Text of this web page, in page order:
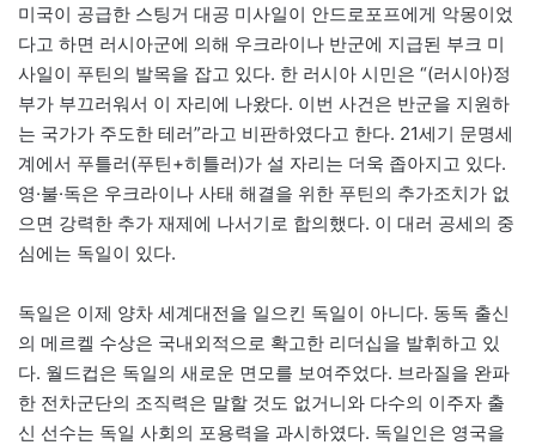
미국이 공급한 스팅거 대공 미사일이 안드로포프에게 악몽이었
다고 하면 러시아군에 의해 우크라이나 반군에 지급된 부크 미
사일이 푸틴의 발목을 잡고 있다. 한 러시아 시민은 “(러시아)정
부가 부끄러워서 이 자리에 나왔다. 이번 사건은 반군을 지원하
는 국가가 주도한 테러”라고 비판하였다고 한다. 21세기 문명세
계에서 푸틀러(푸틴+히틀러)가 설 자리는 더욱 좁아지고 있다.
영·불·독은 우크라이나 사태 해결을 위한 푸틴의 추가조치가 없
으면 강력한 추가 재제에 나서기로 합의했다. 이 대러 공세의 중
심에는 독일이 있다.
독일은 이제 양차 세계대전을 일으킨 독일이 아니다. 동독 출신
의 메르켈 수상은 국내외적으로 확고한 리더십을 발휘하고 있
다. 월드컵은 독일의 새로운 면모를 보여주었다. 브라질을 완파
한 전차군단의 조직력은 말할 것도 없거니와 다수의 이주자 출
신 선수는 독일 사회의 포용력을 과시하였다. 독일인은 영국을